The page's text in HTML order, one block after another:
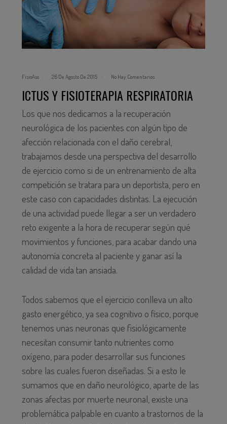
FisioAso 26 De Agosto De 2015 No Hay Comentarios
ICTUS Y FISIOTERAPIA RESPIRATORIA
Los que nos dedicamos a la recuperación
neurológica de los pacientes con algún tipo de
afección relacionada con el daño cerebral,
trabajamos desde una perspectiva del desarrollo
de ejercicio como si de un entrenamiento de alta
competición se tratara para un deportista, pero en
este caso con capacidades distintas. La ejecución
de una actividad puede llegar a ser un verdadero
reto exigente a la hora de recuperar según qué
movimientos y funciones, para acabar dando una
autonomía concreta al paciente y ganar así la
calidad de vida tan ansiada.
Todos sabemos que el ejercicio conlleva un alto
gasto energético, ya sea cognitivo o físico, porque
tenemos unas neuronas que fisiológicamente
necesitan consumir tanto nutrientes como
oxígeno, para poder desarrollar sus funciones
sobre las cuales fueron diseñadas. Si a esto le
sumamos que en daño neurológico, aparte de las
zonas afectas por muerte neuronal, existe una
problemática palpable en cuanto a trastornos de la